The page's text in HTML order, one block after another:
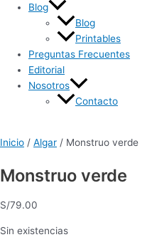
Blog
Blog
Printables
Preguntas Frecuentes
Editorial
Nosotros
Contacto
Inicio / Algar / Monstruo verde
Monstruo verde
S/79.00
Sin existencias